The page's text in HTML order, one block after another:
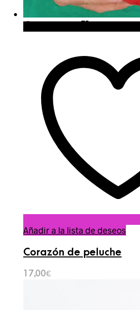
Añadir a la lista de deseos
Corazón de peluche
17,00€